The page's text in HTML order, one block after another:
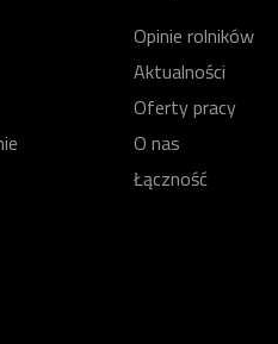
Opinie rolników
Aktualności
Oferty pracy
O nas
Łączność